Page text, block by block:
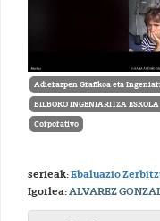
Adierazpen Grafikoa eta
BILBOKO INGENIARITZA
Corporativo
serieak:Ebaluazio
Igorlea:ALVAREZ